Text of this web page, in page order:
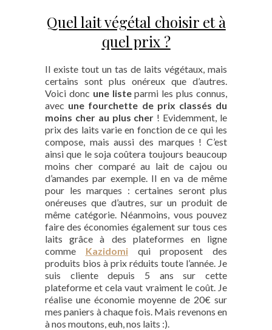
Quel lait végétal choisir et à
quel prix ?
Il existe tout un tas de laits végétaux, mais
certains sont plus onéreux que d’autres.
Voici donc une listeparmi les plus connus,
avec une fourchette de prix classés du
moins cher au plus cher ! Evidemment, le
prix des laits varie en fonction de ce qui les
compose, mais aussi des marques ! C’est
ainsi que le soja coûtera toujours beaucoup
moins cher comparé au lait de cajou ou
d’amandes par exemple. Il en va de même
pour les marques : certaines seront plus
onéreuses que d’autres, sur un produit de
même catégorie. Néanmoins, vous pouvez
faire des économies également sur tous ces
laits grâce à des plateformes en ligne
comme Kazidomiqui proposent des
produits bios à prix réduits toute l’année. Je
suis cliente depuis 5 ans sur cette
plateforme et cela vaut vraiment le coût. Je
réalise une économie moyenne de 20€ sur
mes paniers à chaque fois. Mais revenons en
à nos moutons, euh, nos laits :).